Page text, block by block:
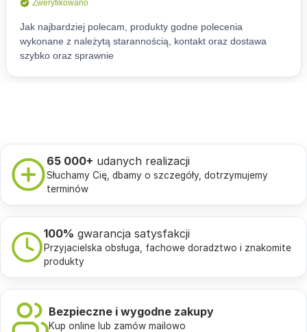
65 000+ udanych realizacji
Słuchamy Cię, dbamy o szczegóły, dotrzymujemy
terminów
100% gwarancja satysfakcji
Przyjacielska obsługa, fachowe doradztwo i znakomite
produkty
Bezpieczne i wygodne zakupy
Kup online lub zamów mailowo